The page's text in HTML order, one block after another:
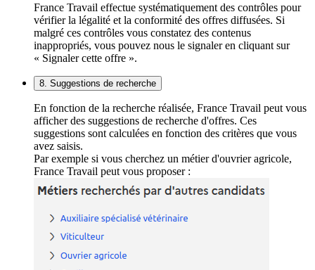
France Travail effectue systématiquement des contrôles pour
vérifier la légalité et la conformité des offres diffusées. Si
malgré ces contrôles vous constatez des contenus
inappropriés, vous pouvez nous le signaler en cliquant sur
« Signaler cette offre ».
8. Suggestions de recherche
En fonction de la recherche réalisée, France Travail peut vous
afficher des suggestions de recherche d'offres. Ces
suggestions sont calculées en fonction des critères que vous
avez saisis.
Par exemple si vous cherchez un métier d'ouvrier agricole,
France Travail peut vous proposer :